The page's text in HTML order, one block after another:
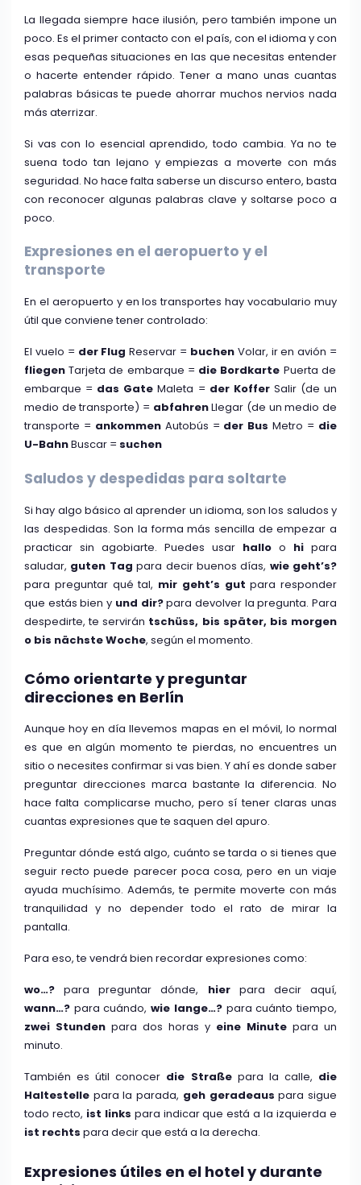
La llegada siempre hace ilusión, pero también impone un
poco. Es el primer contacto con el país, con el idioma y con
esas pequeñas situaciones en las que necesitas entender
o hacerte entender rápido. Tener a mano unas cuantas
palabras básicas te puede ahorrar muchos nervios nada
más aterrizar.
Si vas con lo esencial aprendido, todo cambia. Ya no te
suena todo tan lejano y empiezas a moverte con más
seguridad. No hace falta saberse un discurso entero, basta
con reconocer algunas palabras clave y soltarse poco a
poco.
Expresiones en el aeropuerto y el
transporte
En el aeropuerto y en los transportes hay vocabulario muy
útil que conviene tener controlado:
El vuelo = der Flug Reservar = buchenVolar, ir en avión =
fliegen Tarjeta de embarque = die Bordkarte Puerta de
embarque = das Gate Maleta = der KofferSalir (de un
medio de transporte) = abfahrenLlegar (de un medio de
transporte = ankommenAutobús = der Bus Metro = die
U-BahnBuscar = suchen
Saludos y despedidas para soltarte
Si hay algo básico al aprender un idioma, son los saludos y
las despedidas. Son la forma más sencilla de empezar a
practicar sin agobiarte. Puedes usar hallo o hi para
saludar, guten Tag para decir buenos días, wie geht’s?
para preguntar qué tal, mir geht’s gut para responder
que estás bien y und dir?para devolver la pregunta. Para
despedirte, te servirán tschüss, bis später, bis morgen
o bis nächste Woche, según el momento.
Cómo orientarte y preguntar
direcciones en Berlín
Aunque hoy en día llevemos mapas en el móvil, lo normal
es que en algún momento te pierdas, no encuentres un
sitio o necesites confirmar si vas bien. Y ahí es donde saber
preguntar direcciones marca bastante la diferencia. No
hace falta complicarse mucho, pero sí tener claras unas
cuantas expresiones que te saquen del apuro.
Preguntar dónde está algo, cuánto se tarda o si tienes que
seguir recto puede parecer poca cosa, pero en un viaje
ayuda muchísimo. Además, te permite moverte con más
tranquilidad y no depender todo el rato de mirar la
pantalla.
Para eso, te vendrá bien recordar expresiones como:
wo…? para preguntar dónde, hierpara decir aquí,
wann…? para cuándo,wie lange…?para cuánto tiempo,
zwei Stunden para dos horas y eine Minute para un
minuto.
También es útil conocer die Straßepara la calle, die
Haltestelle para la parada, geh geradeaus para sigue
todo recto, ist links para indicar que está a la izquierda e
ist rechts para decir que está a la derecha.
Expresiones útiles en el hotel y durante